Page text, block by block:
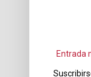
Entrada